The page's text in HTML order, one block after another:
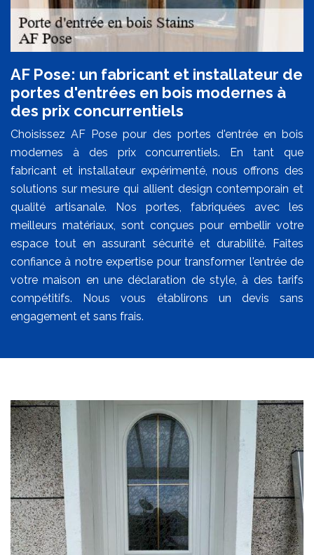
AF Pose: un fabricant et installateur de
portes d'entrées en bois modernes à
des prix concurrentiels
Choisissez AF Pose pour des portes d'entrée en bois
modernes à des prix concurrentiels. En tant que
fabricant et installateur expérimenté, nous offrons des
solutions sur mesure qui allient design contemporain et
qualité artisanale. Nos portes, fabriquées avec les
meilleurs matériaux, sont conçues pour embellir votre
espace tout en assurant sécurité et durabilité. Faites
confiance à notre expertise pour transformer l'entrée de
votre maison en une déclaration de style, à des tarifs
compétitifs. Nous vous établirons un devis sans
engagement et sans frais.